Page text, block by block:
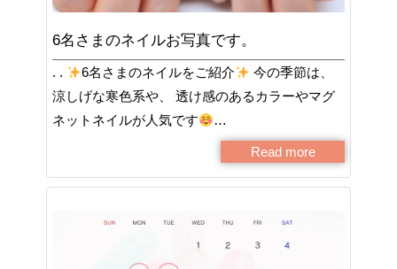
6名さまのネイルお写真です。
. . 6名さまのネイルをご紹介
今の季節は、
涼しげな寒色系や、 透け感のあるカラーやマグ
ネットネイルが人気です
…
Read more